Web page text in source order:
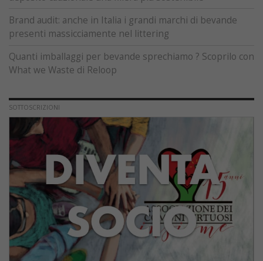
Brand audit: anche in Italia i grandi marchi di bevande
presenti massicciamente nel littering
Quanti imballaggi per bevande sprechiamo ? Scoprilo con
What we Waste di Reloop
SOTTOSCRIZIONI